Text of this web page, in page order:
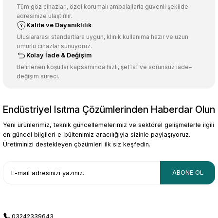
Ürün açıklamasında eksik bilgiler bulunuyor.
Ürün bilgilerinde hatalar bulunuyor.
Ürün fiyatı diğer sitelerden daha pahalı.
Bu ürüne benzer farklı alternatifler olmalı.
Gönder
Tüm göz cihazları, özel korumalı ambalajlarla güvenli şekilde
adresinize ulaştırılır.
Kalite ve Dayanıklılık
Uluslararası standartlara uygun, klinik kullanıma hazır ve uzun
ömürlü cihazlar sunuyoruz.
Kolay İade & Değişim
Belirlenen koşullar kapsamında hızlı, şeffaf ve sorunsuz iade–
değişim süreci.
Endüstriyel Isıtma Çözümlerinden Haberdar Olun
Yeni ürünlerimiz, teknik güncellemelerimiz ve sektörel gelişmelerle ilgili
en güncel bilgileri e-bültenimiz aracılığıyla sizinle paylaşıyoruz.
Üretiminizi destekleyen çözümleri ilk siz keşfedin.
ABONE OL
03242339643